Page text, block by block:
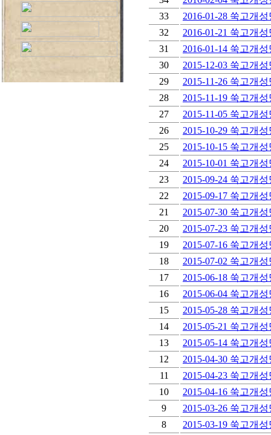
33
2016-01-28 쑥고개
32
2016-01-21 쑥고개
31
2016-01-14 쑥고개
30
2015-12-03 쑥고개
29
2015-11-26 쑥고개
28
2015-11-19 쑥고개
27
2015-11-05 쑥고개
26
2015-10-29 쑥고개
25
2015-10-15 쑥고개
24
2015-10-01 쑥고개
23
2015-09-24 쑥고개
22
2015-09-17 쑥고개
21
2015-07-30 쑥고개
20
2015-07-23 쑥고개
19
2015-07-16 쑥고개
18
2015-07-02 쑥고개
17
2015-06-18 쑥고개
16
2015-06-04 쑥고개
15
2015-05-28 쑥고개
14
2015-05-21 쑥고개
13
2015-05-14 쑥고개
12
2015-04-30 쑥고개
11
2015-04-23 쑥고개
10
2015-04-16 쑥고개
9
2015-03-26 쑥고개
8
2015-03-19 쑥고개